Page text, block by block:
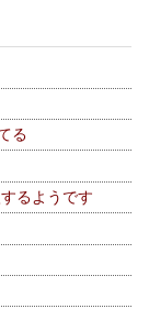
る
るようです